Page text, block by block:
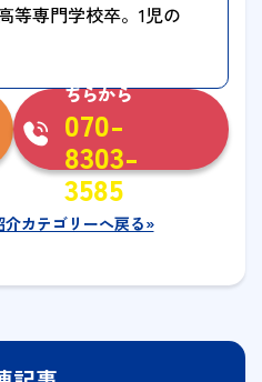
等専門学校卒。1児の
ちらから
070-
8303-
3585
介カテゴリーへ戻る»